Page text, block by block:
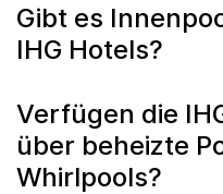
Gibt es
IHG Hotels?
Verfügen die
über beheizte
Whirlpools?